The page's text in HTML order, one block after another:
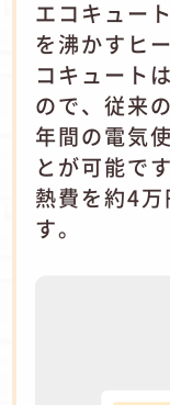
エコキュー
を沸かすヒ
コキュート
ので、従来
年間の電気
とが可能で
熱費を約4
す。